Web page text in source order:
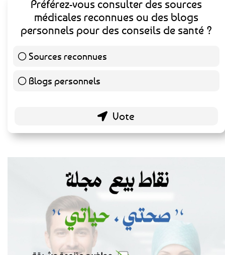
Préférez-vous consulter des sources
médicales reconnues ou des blogs
personnels pour des conseils de santé ?
Sources reconnues
Blogs personnels